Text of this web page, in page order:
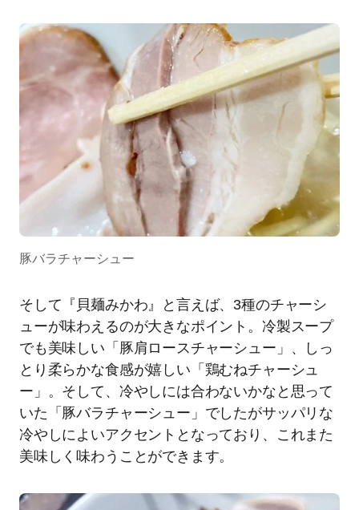
豚バラチャーシュー
そして『貝麺みかわ』と言えば、3種のチャーシ
ューが味わえるのが大きなポイント。冷製スープ
でも美味しい「豚肩ロースチャーシュー」、しっ
とり柔らかな食感が嬉しい「鶏むねチャーシュ
ー」。そして、冷やしには合わないかなと思って
いた「豚バラチャーシュー」でしたがサッパリな
冷やしによいアクセントとなっており、これまた
美味しく味わうことができます。